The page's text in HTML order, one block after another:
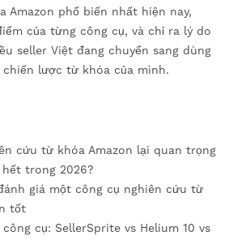
Amazon phổ biến nhất hiện nay,
của từng công cụ, và chỉ ra lý do
seller Việt đang chuyển sang dùng
lược từ khóa của mình.
cứu từ khóa Amazon lại quan trọng
trong 2026?
giá một công cụ nghiên cứu từ
tốt
cụ: SellerSprite vs Helium 10 vs